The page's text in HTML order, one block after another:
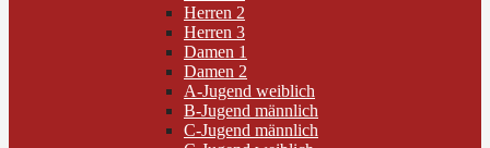
Herren 2
Herren 3
Damen 1
Damen 2
A-Jugend weiblich
B-Jugend männlich
C-Jugend männlich